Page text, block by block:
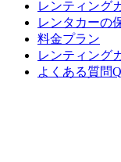
レンティング
レンタカーの
料金プラン
レンティング
よくある質問